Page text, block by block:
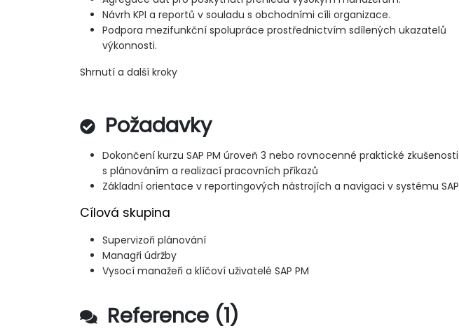
Návrh KPI a reportů v souladu s obchodními cíli organizace.
Podpora mezifunkční spolupráce prostřednictvím sdílených ukazatelů
výkonnosti.
Shrnutí a další kroky
Požadavky
Dokončení kurzu SAP PM úroveň 3 nebo rovnocenné praktické zkušenosti
s plánováním a realizací pracovních příkazů
Základní orientace v reportingových nástrojích a navigaci v systému SAP
Cílová skupina
Supervizoři plánování
Managři údržby
Vysocí manažeři a klíčoví uživatelé SAP PM
Reference (1)